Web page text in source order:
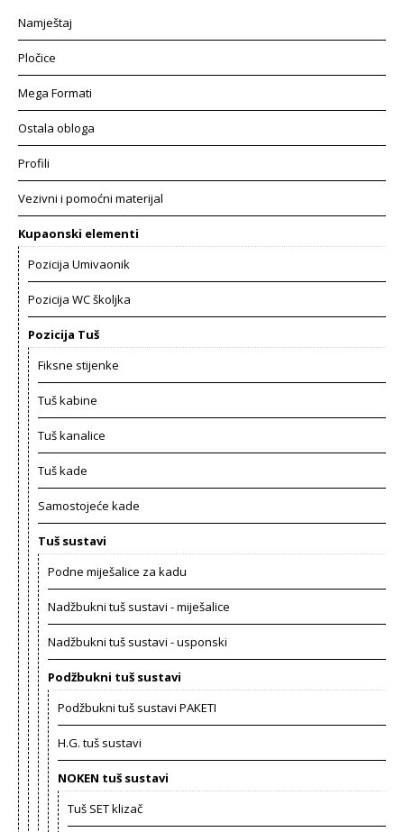
Namještaj
Pločice
Mega Formati
Ostala obloga
Profili
Vezivni i pomoćni materijal
Kupaonski elementi
Pozicija Umivaonik
Pozicija WC školjka
Pozicija Tuš
Fiksne stijenke
Tuš kabine
Tuš kanalice
Tuš kade
Samostojeće kade
Tuš sustavi
Podne miješalice za kadu
Nadžbukni tuš sustavi - miješalice
Nadžbukni tuš sustavi - usponski
Podžbukni tuš sustavi
Podžbukni tuš sustavi PAKETI
H.G. tuš sustavi
NOKEN tuš sustavi
Tuš SET klizač